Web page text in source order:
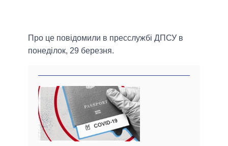
Про це повідомили в пресслужбі ДПСУ в
понеділок, 29 березня.